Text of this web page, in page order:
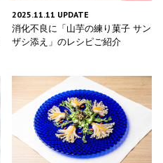
2025.11.11 UPDATE
消化不良に「山芋の練り菓子 サン
ザシ添え」のレシピご紹介